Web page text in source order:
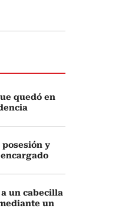
quedó en
posesión y
un cabecilla
un